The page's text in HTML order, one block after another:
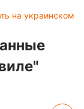
на украинском